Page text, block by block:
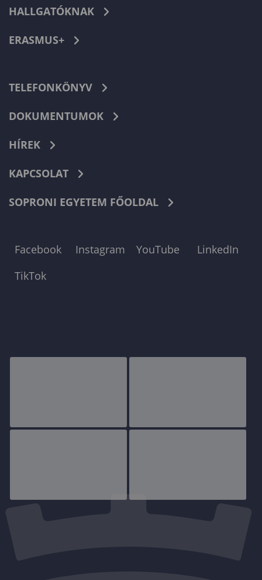
HALLGATÓKNAK
ERASMUS+
TELEFONKÖNYV
DOKUMENTUMOK
HÍREK
KAPCSOLAT
SOPRONI EGYETEM FŐOLDAL
Facebook Instagram YouTube
LinkedIn
TikTok